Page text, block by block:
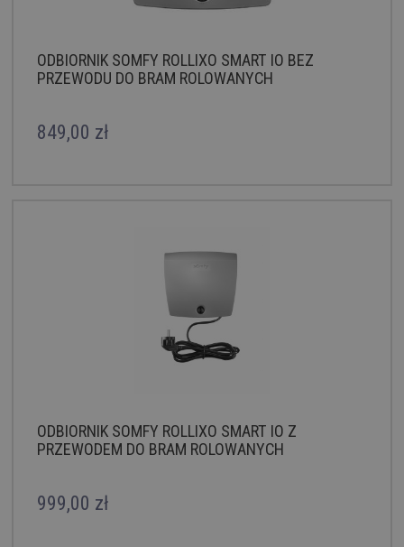
ODBIORNIK SOMFY ROLLIXO SMART IO BEZ
PRZEWODU DO BRAM ROLOWANYCH
849,00 zł
ODBIORNIK SOMFY ROLLIXO SMART IO Z
PRZEWODEM DO BRAM ROLOWANYCH
999,00 zł